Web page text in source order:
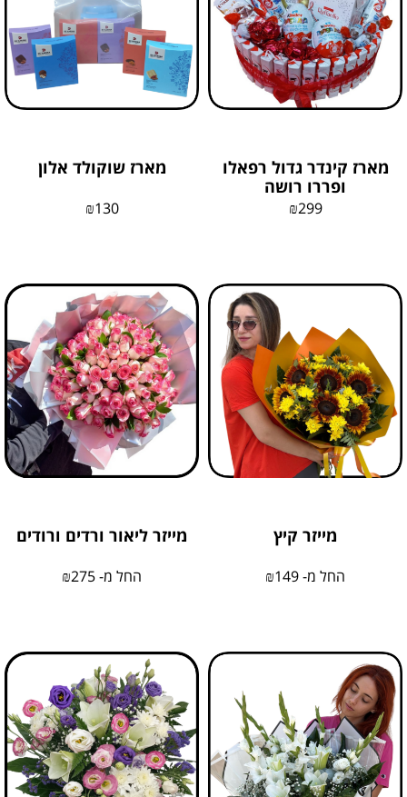
מארז קינדר גדול רפאלו
ופררו רושה
₪299
מארז שוקולד אלון
₪130
מייזר קיץ
החל מ- ₪149
מייזר ליאור ורדים ורודים
החל מ- ₪275